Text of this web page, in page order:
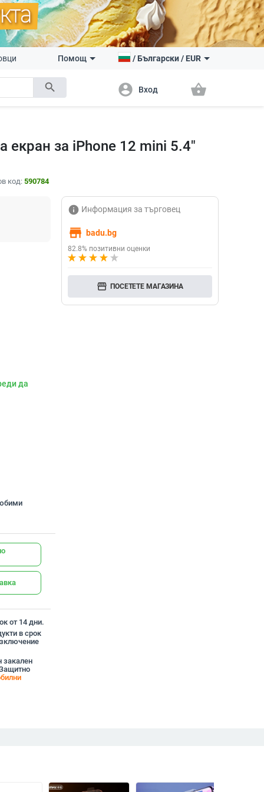
search
Помощ /Български/ EUR
account_circle Вход shopping_basket
екран за iPhone 12 mini 5.4"
код: 590784
да
от 14 дни.
в срок
закален
info Информация за търговец
store badu.bg
82.8% позитивни оценки
storefront ПОСЕТЕТЕ МАГАЗИНА